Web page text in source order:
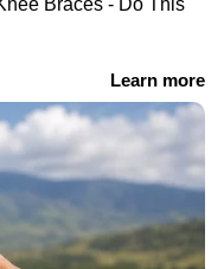
വീട്ടിൽ
വിജനമായ